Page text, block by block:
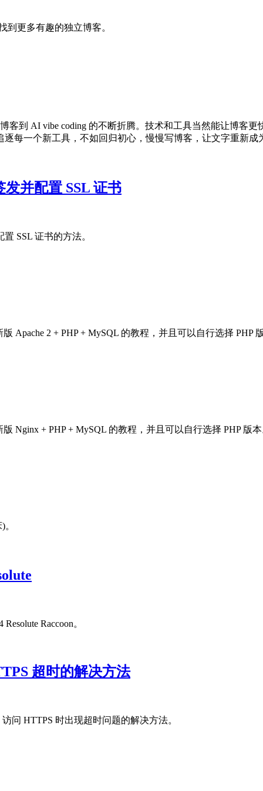
到更多有趣的独立博客。
客到 AI vibe coding 的不断折腾。技术和工具当然能让博客
每一个新工具，不如回归初心，慢慢写博客，让文字重新成
发并配置 SSL 证书
SSL 证书的方法。
Apache 2 + PHP + MySQL 的教程，并且可以自行选择 PHP 版
Nginx + PHP + MySQL 的教程，并且可以自行选择 PHP 版本
Raccoon。
超时的解决方法
问 HTTPS 时出现超时问题的解决方法。